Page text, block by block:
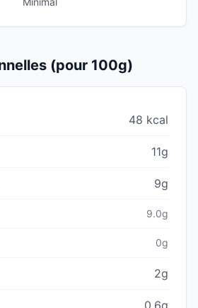
(pour 100g)
48 kcal
11g
9g
9.0g
0g
2g
0.6g